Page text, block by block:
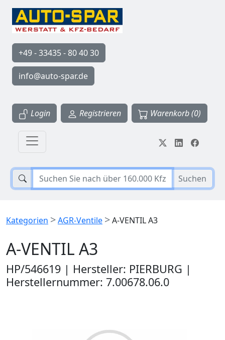
+49 - 33435 - 80 40 30
info@auto-spar.de
Login Registrieren Warenkorb (0)
Suchen
Kategorien >AGR-Ventile >A-VENTIL A3
A-VENTIL A3
HP/546619 | Hersteller: PIERBURG |
Herstellernummer: 7.00678.06.0